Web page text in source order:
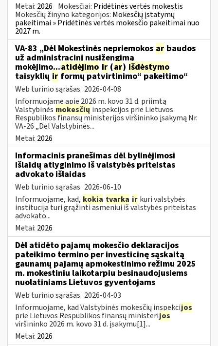
Metai: 2026 Mokesčiai: Pridėtinės vertės mokestis
Mokesčių žinyno kategorijos: Mokesčių įstatymų
pakeitimai » Pridėtinės vertės mokesčio pakeitimai nuo
2027 m.
VA-83 „Dėl Mokestinės nepriemokos ar baudos
už administracinį nusižengimą
mokėjimo...atidėjimo ir (ar) išdėstymo
taisyklių ir formų patvirtinimo“ pakeitimo“
Web turinio sąrašas 2026-04-08
Informuojame apie 2026 m. kovo 31 d. priimtą
Valstybinės mokesčių inspekcijos prie Lietuvos
Respublikos finansų ministerijos viršininko įsakymą Nr.
VA-26 „Dėl Valstybinės...
Metai: 2026
Informacinis pranešimas dėl bylinėjimosi
išlaidų atlyginimo iš valstybės priteistas
advokato išlaidas
Web turinio sąrašas 2026-06-10
Informuojame, kad, kokia tvarka ir kuri valstybės
institucija turi grąžinti asmeniui iš valstybės priteistas
advokato...
Metai: 2026
Dėl atidėto pajamų mokesčio deklaracijos
pateikimo termino per investicinę sąskaitą
gaunamų pajamų apmokestinimo režimu 2025
m. mokestiniu laikotarpiu besinaudojusiems
nuolatiniams Lietuvos gyventojams
Web turinio sąrašas 2026-04-03
Informuojame, kad Valstybinės mokesčių inspekcijos
prie Lietuvos Respublikos finansų ministerijos
viršininko 2026 m. kovo 31 d. įsakymu[1]...
Metai: 2026